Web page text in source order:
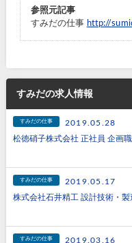
参照元記事
すみだの仕事 http://
すみだの求人情報
すみだの仕事
2019.05.28
松徳硝子株式会社 正社員 企画職
すみだの仕事
2019.05.17
株式会社石井精工 設計技術・製
すみだの仕事
2019.03.16